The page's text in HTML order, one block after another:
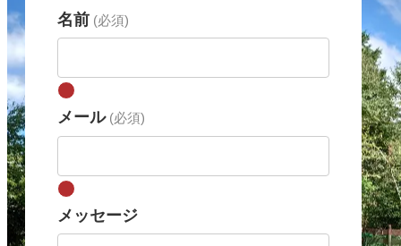
名前 (必須)
メール (必須)
メッセージ